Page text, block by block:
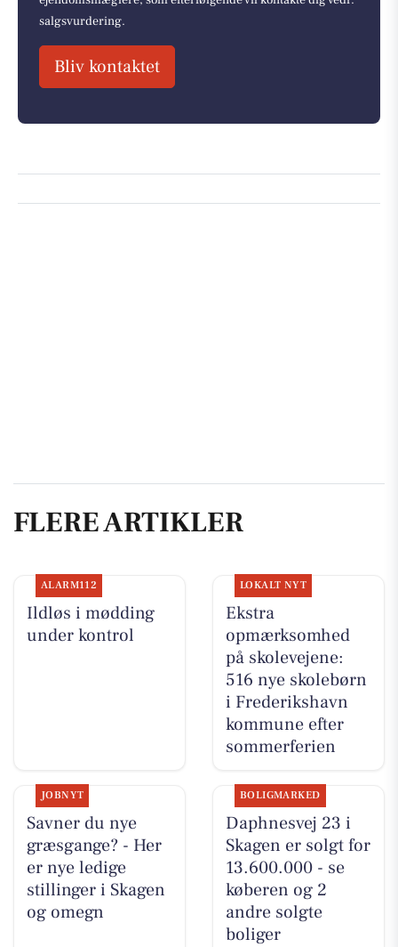
salgsvurdering.
Bliv kontaktet
FLERE ARTIKLER
ALARM112
Ildløs i mødding
under kontrol
LOKALT NYT
Ekstra
opmærksomhed
på skolevejene:
516 nye skolebørn
i Frederikshavn
kommune efter
sommerferien
JOBNYT
Savner du nye
græsgange? - Her
er nye ledige
stillinger i Skagen
og omegn
BOLIGMARKED
Daphnesvej 23 i
Skagen er solgt for
13.600.000 - se
køberen og 2
andre solgte
boliger